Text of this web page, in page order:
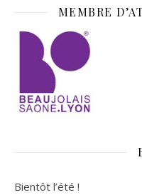
MEMBRE
Bientôt l’été !